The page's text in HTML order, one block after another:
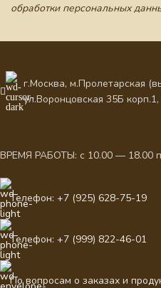
обработки персональных
г.Москва, м.Пролетарская
ул.Воронцовская 35Б
ВРЕМЯ РАБОТЫ: с 10.00 — 18.00
Телефон: +7 (925) 628-75-19
Телефон: +7 (999) 822-46-01
По вопросам о заказах и